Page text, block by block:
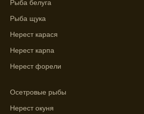
ловли в разных водоемах,
прогноз клева.
температуры воды
клева.
Рыба белуга
Рыба щука
Нерест карася
Нерест карпа
Нерест форели
Осетровые рыбы
Нерест окуня